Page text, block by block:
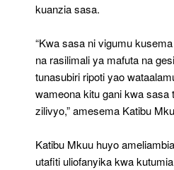
kuanzia sasa.
“Kwa sasa ni vigumu
na rasilimali ya mafuta na
tunasubiri ripoti yao
wameona kitu gani kwa sasa
zilivyo,” amesema Katibu
Katibu Mkuu huyo
utafiti uliofanyika kwa